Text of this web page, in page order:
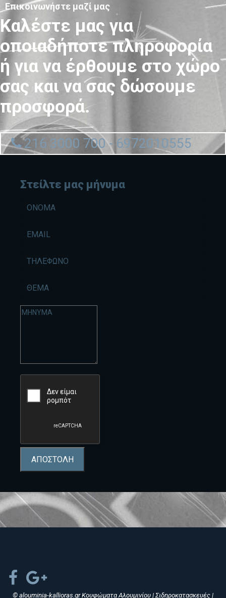
Επικοινωνήστε μαζί μας
Καλέστε μας για
οποιαδήποτε πληροφορία
ή για να έρθουμε στο χώρο
σας και να σας δώσουμε
προσφορά.
216 3000 700 - 6972010555
Στείλτε μας μήνυμα
ΑΠΟΣΤΟΛΗ
© alouminia-kallioras.gr Κουφώματα Αλουμινίου | Σιδηροκατασκευές |